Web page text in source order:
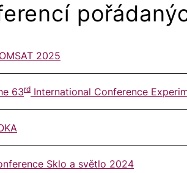
2025
63rd International Conference
Sklo a světlo 2024